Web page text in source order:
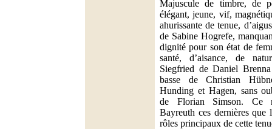
Majuscule de timbre, de
élégant, jeune, vif,
ahurissante de tenue,
de Sabine Hogrefe,
dignité pour son état de
santé, d’aisance, de
Siegfried de Daniel
basse de Christian
Hunding et Hagen, sans
de Florian Simson. Ce
Bayreuth ces dernières que
rôles principaux de cette